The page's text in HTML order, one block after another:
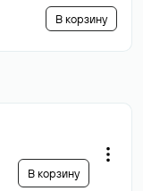
В корзину
В корзину